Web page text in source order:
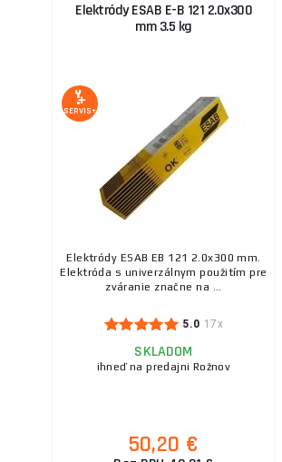
Elektródy ESAB E-B 121 2.0x300
mm 3.5 kg
SERVIS+
Elektródy ESAB EB 121 2.0x300 mm.
Elektróda s univerzálnym použitím pre
zváranie značne na ...
5.0 17x
SKLADOM
ihneď na predajni Rožnov
50,20 €